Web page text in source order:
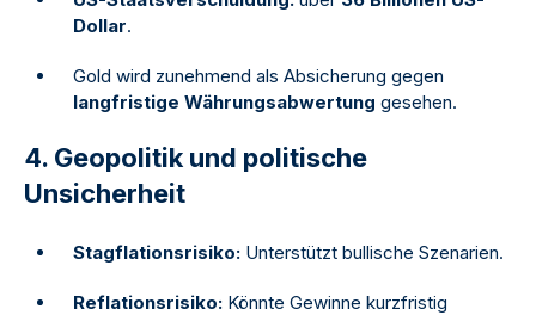
Dollar.
Gold wird zunehmend als Absicherung gegen
langfristige Währungsabwertung gesehen.
4. Geopolitik und politische
Unsicherheit
Stagflationsrisiko: Unterstützt bullische Szenarien.
Reflationsrisiko: Könnte Gewinne kurzfristig